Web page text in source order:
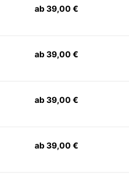
ab 39,00 €
ab 39,00 €
ab 39,00 €
ab 39,00 €